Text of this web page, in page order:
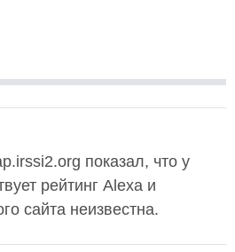
показал, что у
рейтинг Alexa и
сайта неизвестна.